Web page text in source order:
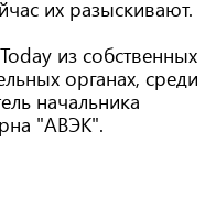
их разыскивают.
из собственных
органах, среди
начальника
"АВЭК".